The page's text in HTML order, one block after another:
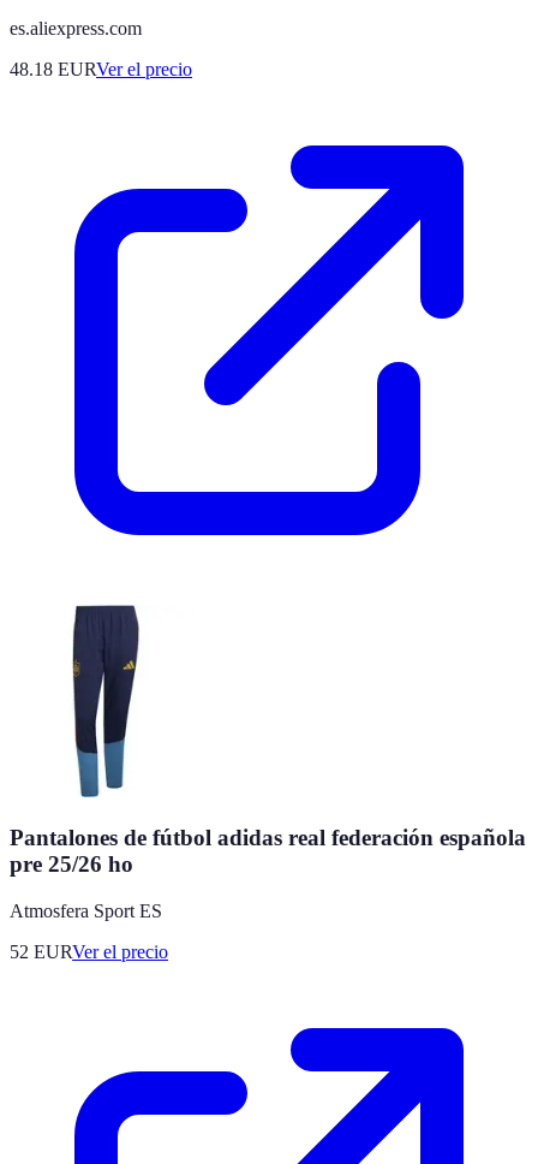
es.aliexpress.com
48.18 EURVer el precio
Pantalones de fútbol adidas real federación española
pre 25/26 ho
Atmosfera Sport ES
52 EURVer el precio